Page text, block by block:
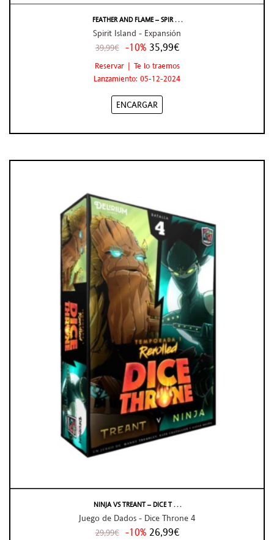
FEATHER AND FLAME – SPIR . . .
Spirit Island - Expansión
39,99€ -10% 35,99€
Reservar | Te lo traemos
Lanzamiento: 05-12-2024
ENCARGAR
NINJA VS TREANT – DICE T . . .
Juego de Dados - Dice Throne 4
29,99€ -10% 26,99€